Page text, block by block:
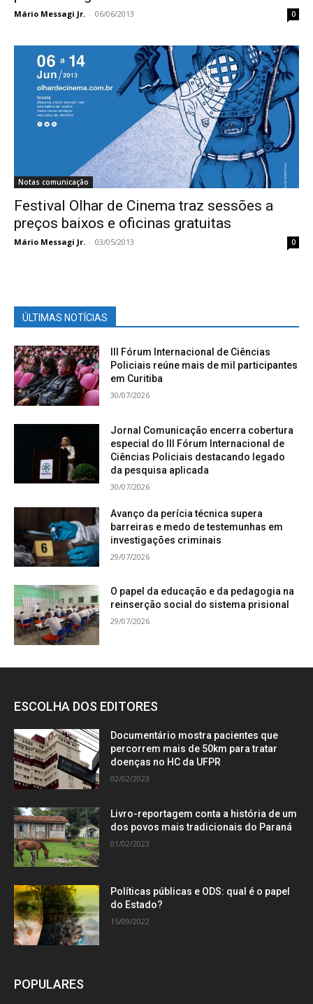
Mário Messagi Jr. - 06/06/2013 0
Notas comunicação
Festival Olhar de Cinema traz sessões a
preços baixos e oficinas gratuitas
Mário Messagi Jr. - 03/05/2013 0
ÚLTIMAS NOTÍCIAS
III Fórum Internacional de Ciências
Policiais reúne mais de mil participantes
em Curitiba
30/07/2026
Jornal Comunicação encerra cobertura
especial do III Fórum Internacional de
Ciências Policiais destacando legado
da pesquisa aplicada
30/07/2026
Avanço da perícia técnica supera
barreiras e medo de testemunhas em
investigações criminais
29/07/2026
O papel da educação e da pedagogia na
reinserção social do sistema prisional
29/07/2026
ESCOLHA DOS EDITORES
Documentário mostra pacientes que
percorrem mais de 50km para tratar
doenças no HC da UFPR
02/02/2023
Livro-reportagem conta a história de um
dos povos mais tradicionais do Paraná
01/02/2023
Políticas públicas e ODS: qual é o papel
do Estado?
15/09/2022
POPULARES